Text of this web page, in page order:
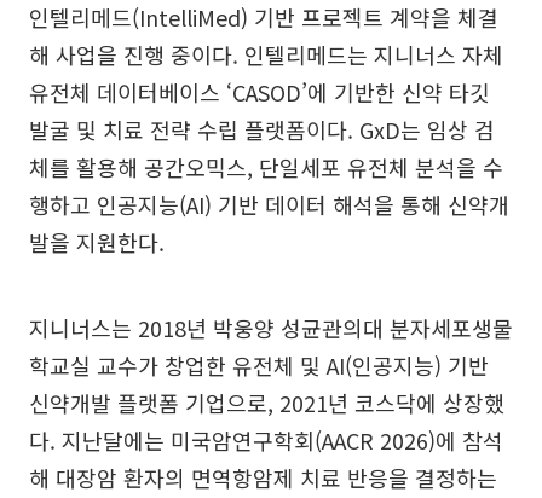
인텔리메드(IntelliMed) 기반 프로젝트 계약을 체결
해 사업을 진행 중이다. 인텔리메드는 지니너스 자체
유전체 데이터베이스 ‘CASOD’에 기반한 신약 타깃
발굴 및 치료 전략 수립 플랫폼이다. GxD는 임상 검
체를 활용해 공간오믹스, 단일세포 유전체 분석을 수
행하고 인공지능(AI) 기반 데이터 해석을 통해 신약개
발을 지원한다.
지니너스는 2018년 박웅양 성균관의대 분자세포생물
학교실 교수가 창업한 유전체 및 AI(인공지능) 기반
신약개발 플랫폼 기업으로, 2021년 코스닥에 상장했
다. 지난달에는 미국암연구학회(AACR 2026)에 참석
해 대장암 환자의 면역항암제 치료 반응을 결정하는